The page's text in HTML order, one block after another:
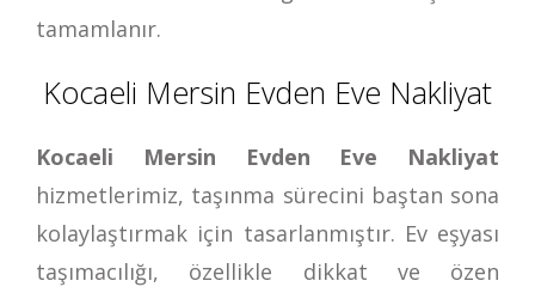
tamamlanır.
Kocaeli Mersin Evden Eve Nakliyat
Kocaeli Mersin Evden Eve Nakliyat
hizmetlerimiz, taşınma sürecini baştan sona
kolaylaştırmak için tasarlanmıştır. Ev eşyası
taşımacılığı, özellikle dikkat ve özen